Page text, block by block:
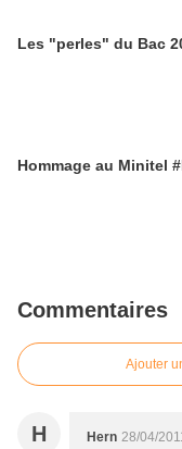
Les "perles" du Bac
Hommage au Minitel
Commentaires
Ajouter
H Hern 28/04/